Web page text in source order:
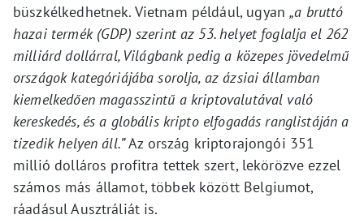
büszkélkedhetnek. Vietnam például, ugyan„a bruttó
hazai termék (GDP) szerint az 53. helyet foglalja el 262
milliárd dollárral, Világbank pedig a közepes jövedelmű
országok kategóriájába sorolja, az ázsiai államban
kiemelkedően magasszintű a kriptovalutával való
kereskedés, és a globális kripto elfogadás ranglistáján a
tizedik helyen áll.”Az ország kriptorajongói 351
millió dolláros profitra tettek szert, lekörözve ezzel
számos más államot, többek között Belgiumot,
ráadásul Ausztráliát is.